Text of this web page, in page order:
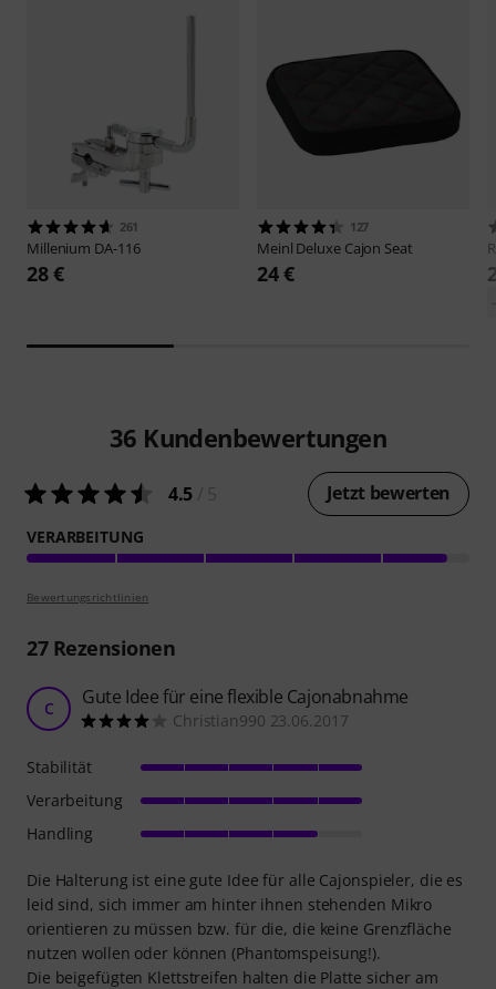
261
Millenium DA-116
28 €
127
Meinl Deluxe Cajon Seat
24 €
36 Kundenbewertungen
4.5 Jetzt bewerten
VERARBEITUNG
Bewertungsrichtlinien
27Rezensionen
C Gute Idee für eine flexible Cajonabnahme
Christian990 23.06.2017
Die Halterung ist eine gute Idee für alle Cajonspieler, die es
leid sind, sich immer am hinter ihnen stehenden Mikro
orientieren zu müssen bzw. für die, die keine Grenzfläche
nutzen wollen oder können (Phantomspeisung!).
Die beigefügten Klettstreifen halten die Platte sicher am
Stabilität
Verarbeitung
Handling